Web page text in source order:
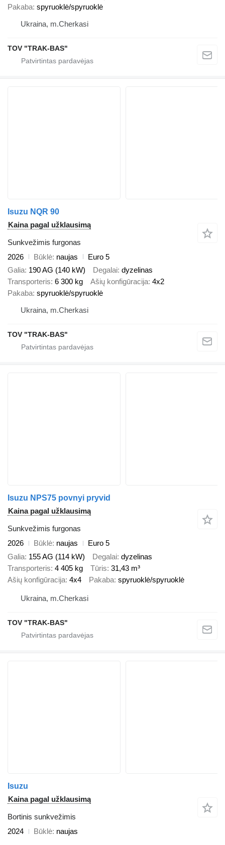
Pakaba spyruoklė/spyruoklė
Ukraina, m.Cherkasi
TOV "TRAK-BAS"
Isuzu NQR 90
Kaina pagal užklausimą
Sunkvežimis furgonas
2026
Būklė naujas
Euro 5
Galia 190 AG (140 kW) Degalai dyzelinas
Transporteris 6 300 kg Ašių konfigūracija 4x2
Pakaba spyruoklė/spyruoklė
Ukraina, m.Cherkasi
TOV "TRAK-BAS"
Isuzu NPS75 povnyi pryvid
Kaina pagal užklausimą
Sunkvežimis furgonas
2026
Būklė naujas
Euro 5
Galia 155 AG (114 kW) Degalai dyzelinas
Transporteris 4 405 kg Tūris 31,43 m³
Ašių konfigūracija 4x4 Pakaba spyruoklė/spyruoklė
Ukraina, m.Cherkasi
TOV "TRAK-BAS"
Isuzu
Kaina pagal užklausimą
Bortinis sunkvežimis
2024
Būklė naujas